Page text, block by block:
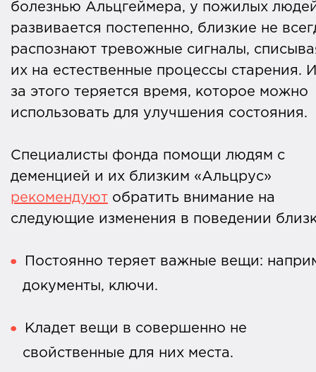
болезнью Альцгеймера, у пожилых
развивается постепенно, близкие не
распознают тревожные сигналы,
их на естественные процессы старения.
за этого теряется время, которое можно
использовать для улучшения состояния.
Специалисты фонда помощи людям с
деменцией и их близким «Альцрус»
рекомендуют обратить внимание на
следующие изменения в поведении
Постоянно теряет важные вещи:
документы, ключи.
Кладет вещи в совершенно не
свойственные для них места.